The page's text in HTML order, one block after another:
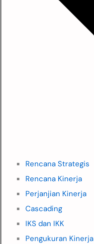
Rencana Strategis
Rencana Kinerja
Perjanjian Kinerja
Cascading
IKS dan IKK
Pengukuran Kinerja